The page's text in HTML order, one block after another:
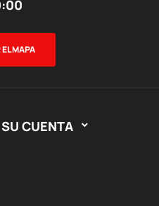
MAPA
SU CUENTA 